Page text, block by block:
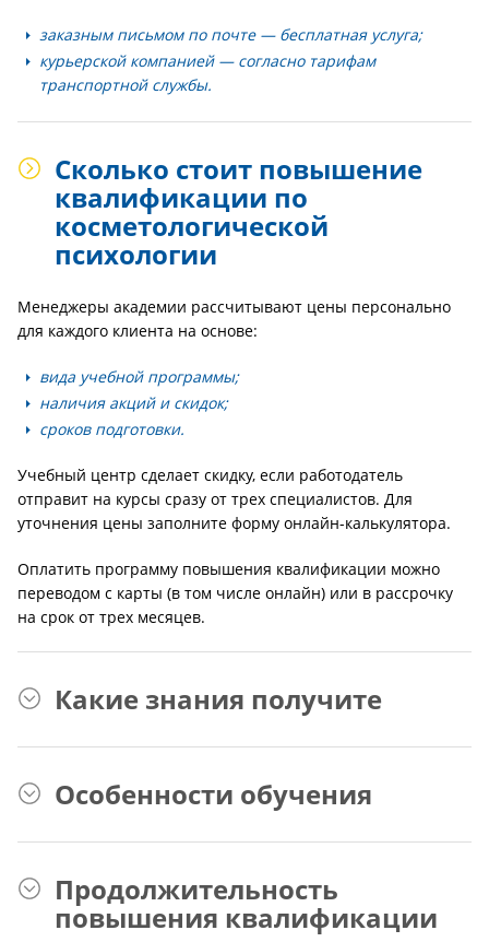
заказным письмом по почте — бесплатная услуга;
курьерской компанией — согласно тарифам
транспортной службы.
Сколько стоит повышение
квалификации по
косметологической
психологии
Менеджеры академии рассчитывают цены персонально
для каждого клиента на основе:
вида учебной программы;
наличия акций и скидок;
сроков подготовки.
Учебный центр сделает скидку, если работодатель
отправит на курсы сразу от трех специалистов. Для
уточнения цены заполните форму онлайн-калькулятора.
Оплатить программу повышения квалификации можно
переводом с карты (в том числе онлайн) или в рассрочку
на срок от трех месяцев.
Какие знания получите
Особенности обучения
Продолжительность
повышения квалификации